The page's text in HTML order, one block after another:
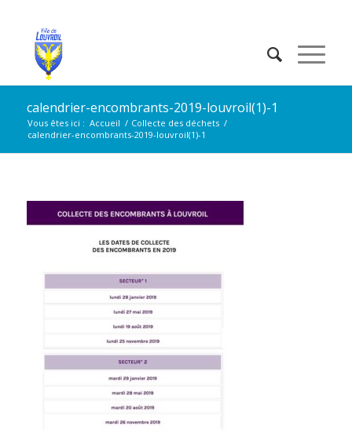
calendrier-encombrants-2019-louvroil(1)-1
Vous êtes ici : Accueil / Collecte des déchets /
calendrier-encombrants-2019-louvroil(1)-1